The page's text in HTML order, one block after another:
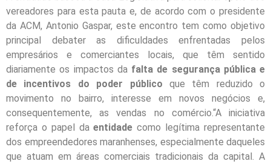
vereadores para esta pauta e, de acordo com o presidente
da ACM, Antonio Gaspar, este encontro tem como objetivo
principal debater as dificuldades enfrentadas pelos
empresários e comerciantes locais, que têm sentido
diariamente os impactos da falta de segurança pública e
de incentivos do poder público que têm reduzido o
movimento no bairro, interesse em novos negócios e,
consequentemente, as vendas no comércio.“A iniciativa
reforça o papel daentidade como legítima representante
dos empreendedores maranhenses, especialmente daqueles
que atuam em áreas comerciais tradicionais da capital. A